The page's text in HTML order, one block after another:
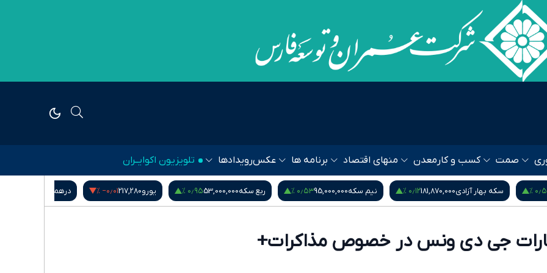
صمت کسب و کار معدن منهای اقتصاد برنامه ها عکسرویدادها تلویزیون اکوایــران
% سکه بهار آزادی181,870,000۰٫۱۲ % نیم سکه95,000,000۰٫۵۳ % ربع سکه53,000,000۰٫۹۵ % یورو217,280‎−۰٫۰۱ % درهم امارات
جی دی ونس در خصوص مذاکرات+